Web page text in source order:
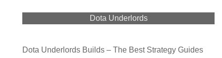
Dota Underlords
Dota Underlords Builds – The Best Strategy Guides